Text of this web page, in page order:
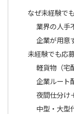
なぜ未経験で
業界の人手
企業が用意
未経験でも応
軽貨物（宅
企業ルート
夜間仕分け
中型・大型